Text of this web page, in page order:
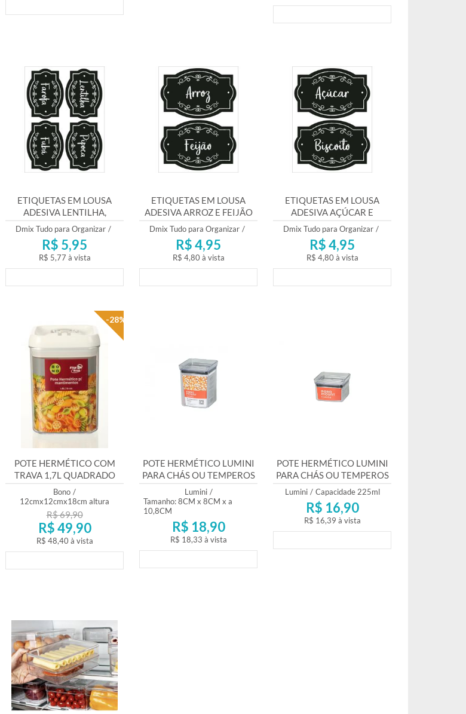
ETIQUETAS EM LOUSA
ADESIVA LENTILHA,
PIPOCA, FAROFA E FUBÁ
Dmix Tudo para Organizar /
R$ 5,95
R$ 5,77 à vista
ETIQUETAS EM LOUSA
ADESIVA ARROZ E FEIJÃO
Dmix Tudo para Organizar /
R$ 4,95
R$ 4,80 à vista
ETIQUETAS EM LOUSA
ADESIVA AÇÚCAR E
BISCOITO
Dmix Tudo para Organizar /
R$ 4,95
R$ 4,80 à vista
-28%
POTE HERMÉTICO COM
TRAVA 1,7L QUADRADO
BONO HOME
Bono /
12cmx12cmx18cm altura
R$ 69,90
R$ 49,90
R$ 48,40 à vista
POTE HERMÉTICO LUMINI
PARA CHÁS OU TEMPEROS
450ML
Lumini /
Tamanho: 8CM x 8CM x a
10,8CM
R$ 18,90
R$ 18,33 à vista
POTE HERMÉTICO LUMINI
PARA CHÁS OU TEMPEROS
225ML
Lumini / Capacidade 225ml
R$ 16,90
R$ 16,39 à vista